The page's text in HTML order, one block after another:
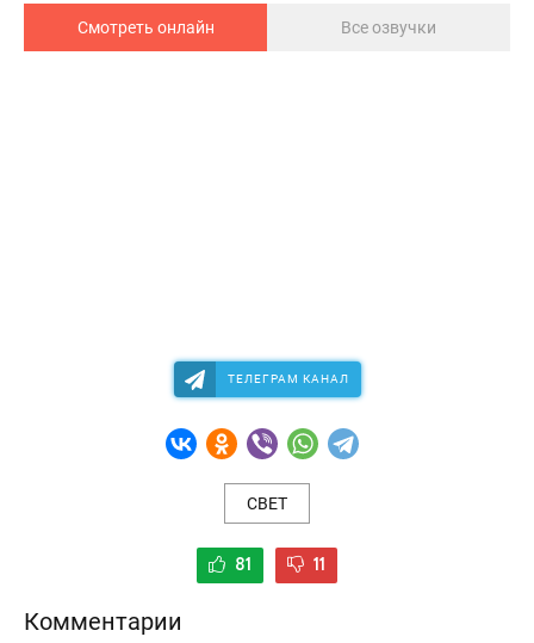
Смотреть онлайн Все озвучки
ТЕЛЕГРАМ КАНАЛ
СВЕТ
81 11
Комментарии